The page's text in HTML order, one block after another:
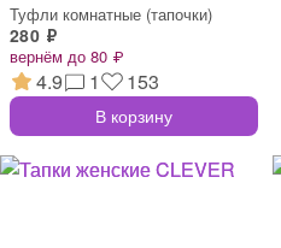
Туфли комнатные (тапочки)
280 ₽
вернём до 80 ₽
4.9 1 153
В корзину